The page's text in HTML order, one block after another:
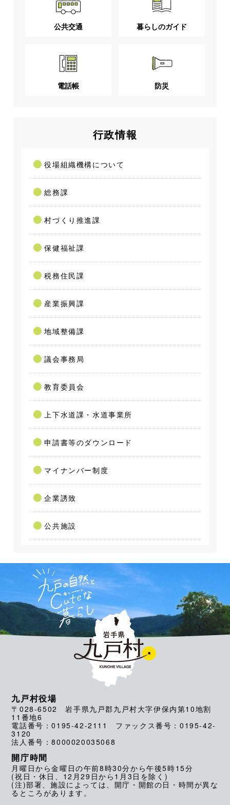
公共交通 暮らしのガイド
電話帳 防災
行政情報
役場組織機構について
総務課
村づくり推進課
保健福祉課
税務住民課
産業振興課
地域整備課
議会事務局
教育委員会
上下水道課・水道事業所
申請書等のダウンロード
マイナンバー制度
企業誘致
公共施設
九戸村役場
〒028-6502 岩手県九戸郡九戸村大字伊保内第10地割
11番地6
電話番号：0195-42-2111 ファックス番号：0195-42-
3120
法人番号：8000020035068
開庁時間
月曜日から金曜日の午前8時30分から午後5時15分
(祝日・休日、12月29日から1月3日を除く)
(注)部署、施設によっては、開庁・開館の日・時間が異な
るところがあります。